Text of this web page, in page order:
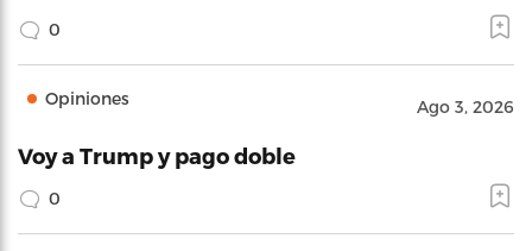
0
Opiniones Ago 3, 2026
Voy a Trump y pago doble
0